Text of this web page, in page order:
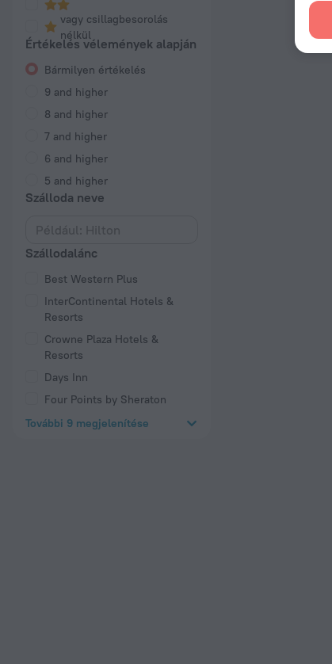
vagy csillagbesorolás
nélkül
Értékelés vélemények alapján
Bármilyen értékelés
9 and higher
8 and higher
7 and higher
6 and higher
5 and higher
Szálloda neve
Szállodalánc
Best Western Plus
InterContinental Hotels &
Resorts
Crowne Plaza Hotels &
Resorts
Days Inn
Four Points by Sheraton
További 9 megjelenítése